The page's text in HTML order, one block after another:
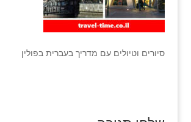
סיורים וטיולים עם מדריך בעברית בפולין